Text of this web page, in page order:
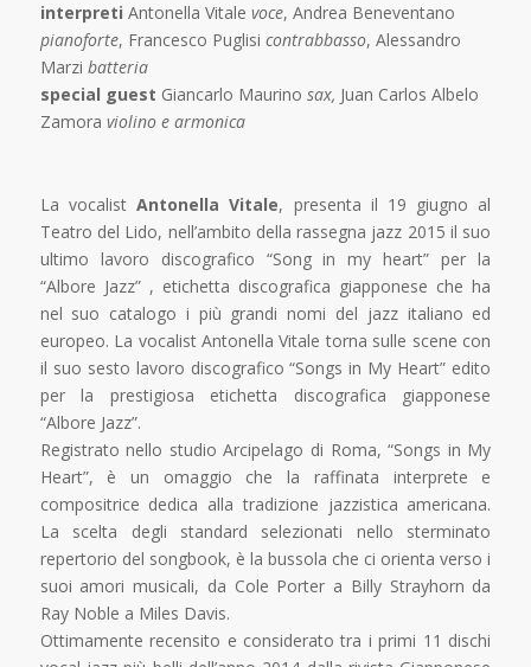
interpreti Antonella Vitale voce, Andrea Beneventano
pianoforte, Francesco Puglisi contrabbasso, Alessandro
Marzi batteria
special guest Giancarlo Maurino sax, Juan Carlos Albelo
Zamora violino e armonica
La vocalistAntonella Vitale, presenta il 19 giugno al
Teatro del Lido, nell’ambito della rassegna jazz 2015 il suo
ultimo lavoro discografico “Song in my heart” per la
“Albore Jazz” , etichetta discografica giapponese che ha
nel suo catalogo i più grandi nomi del jazz italiano ed
europeo. La vocalist Antonella Vitale torna sulle scene con
il suo sesto lavoro discografico “Songs in My Heart” edito
per la prestigiosa etichetta discografica giapponese
“Albore Jazz”.
Registrato nello studio Arcipelago di Roma, “Songs in My
Heart”, è un omaggio che la raffinata interprete e
compositrice dedica alla tradizione jazzistica americana.
La scelta degli standard selezionati nello sterminato
repertorio del songbook, è la bussola che ci orienta verso i
suoi amori musicali, da Cole Porter a Billy Strayhorn da
Ray Noble a Miles Davis.
Ottimamente recensito e considerato tra i primi 11 dischi